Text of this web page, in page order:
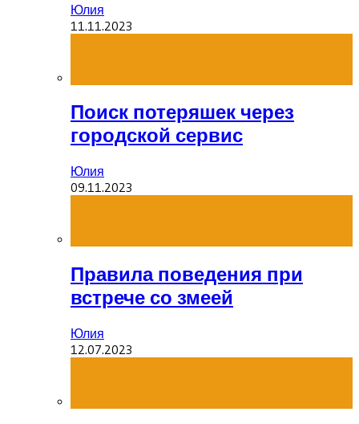
Юлия
11.11.2023
Поиск потеряшек через
городской сервис
Юлия
09.11.2023
Правила поведения при
встрече со змеей
Юлия
12.07.2023